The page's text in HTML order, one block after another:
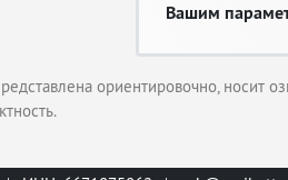
Вашим
ориентировочно, носит